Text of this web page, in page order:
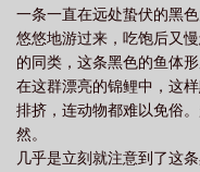
一条一直在远处蛰伏的黑
悠悠地游过来，吃饱后又
的同类，这条黑色的鱼体形
在这群漂亮的锦鲤中，这
排挤，连动物都难以免俗
然。
几乎是立刻就注意到了这